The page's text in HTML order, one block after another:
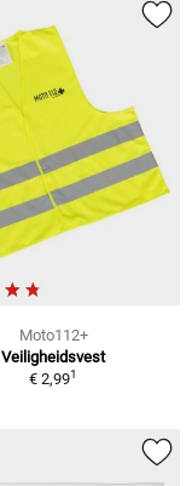
Moto112+
Veiligheidsvest
€ 2,991